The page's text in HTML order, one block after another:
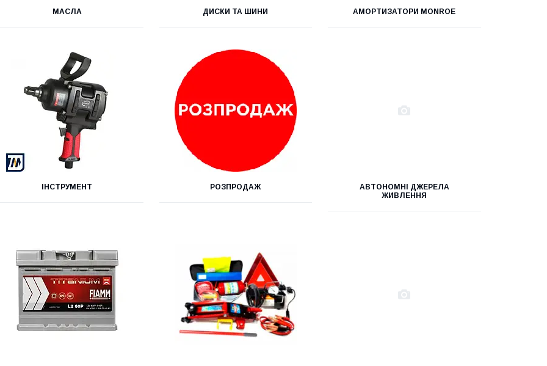
МАСЛА ДИСКИ ТА ШИНИ АМОРТИЗАТОРИ MONROE
ІНСТРУМЕНТ РОЗПРОДАЖ
АВТОНОМНІ ДЖЕРЕЛА
ЖИВЛЕННЯ